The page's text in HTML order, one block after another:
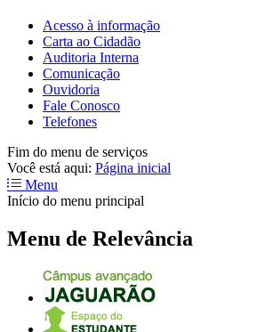
Acesso à informação
Carta ao Cidadão
Auditoria Interna
Comunicação
Ouvidoria
Fale Conosco
Telefones
Fim do menu de serviços
Você está aqui: Página inicial
Menu
Início do menu principal
Menu de Relevância